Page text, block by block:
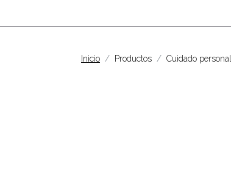
Inicio Productos Cuidado personal